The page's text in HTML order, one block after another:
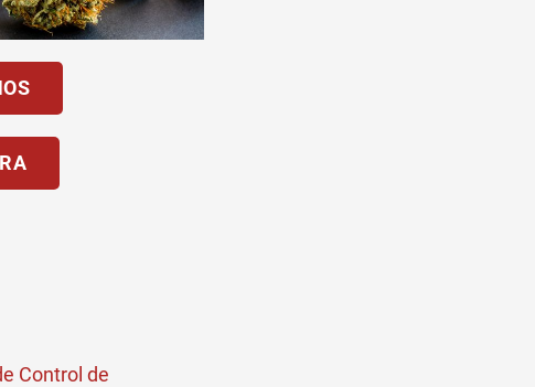
Control de